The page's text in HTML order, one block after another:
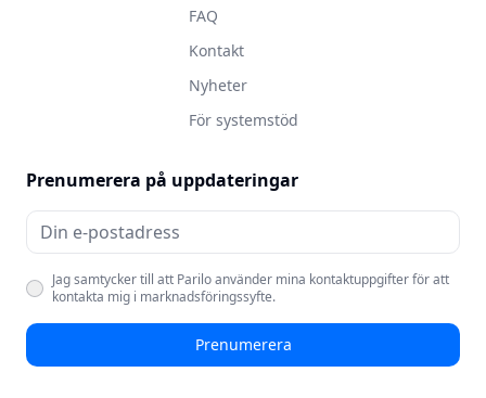
FAQ
Kontakt
Nyheter
För systemstöd
Prenumerera på uppdateringar
Jag samtycker till att Parilo använder mina kontaktuppgifter för att
kontakta mig i marknadsföringssyfte.
Prenumerera